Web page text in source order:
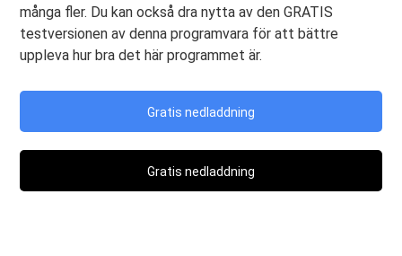
många fler. Du kan också dra nytta av den GRATIS
testversionen av denna programvara för att bättre
uppleva hur bra det här programmet är.
Gratis nedladdning
Gratis nedladdning